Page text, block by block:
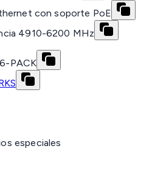
con soporte PoE
4910-6200 MHz
PACK
especiales